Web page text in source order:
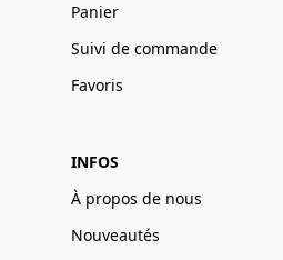
Panier
Suivi de commande
Favoris
INFOS
À propos de nous
Nouveautés